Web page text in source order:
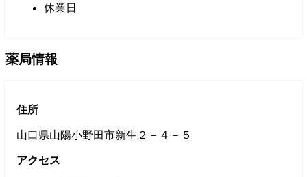
休業日
薬局情報
住所
山口県山陽小野田市新生２－４－５
アクセス